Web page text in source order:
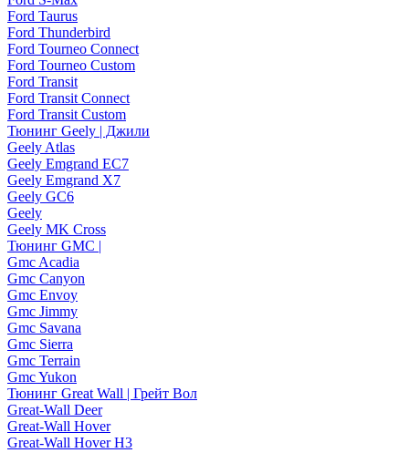
Ford Taurus
Ford Thunderbird
Ford Tourneo Connect
Ford Tourneo Custom
Ford Transit
Ford Transit Connect
Ford Transit Custom
Тюнинг Geely | Джили
Geely Atlas
Geely Emgrand EC7
Geely Emgrand X7
Geely GC6
Geely
Geely MK Cross
Тюнинг GMC |
Gmc Acadia
Gmc Canyon
Gmc Envoy
Gmc Jimmy
Gmc Savana
Gmc Sierra
Gmc Terrain
Gmc Yukon
Тюнинг Great Wall | Грейт Вол
Great-Wall Deer
Great-Wall Hover
Great-Wall Hover H3